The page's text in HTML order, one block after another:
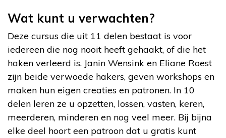
Wat kunt u verwachten?
Deze cursus die uit 11 delen bestaat is voor
iedereen die nog nooit heeft gehaakt, of die het
haken verleerd is. Janin Wensink en Eliane Roest
zijn beide verwoede hakers, geven workshops en
maken hun eigen creaties en patronen. In 10
delen leren ze u opzetten, lossen, vasten, keren,
meerderen, minderen en nog veel meer. Bij bijna
elke deel hoort een patroon dat u gratis kunt